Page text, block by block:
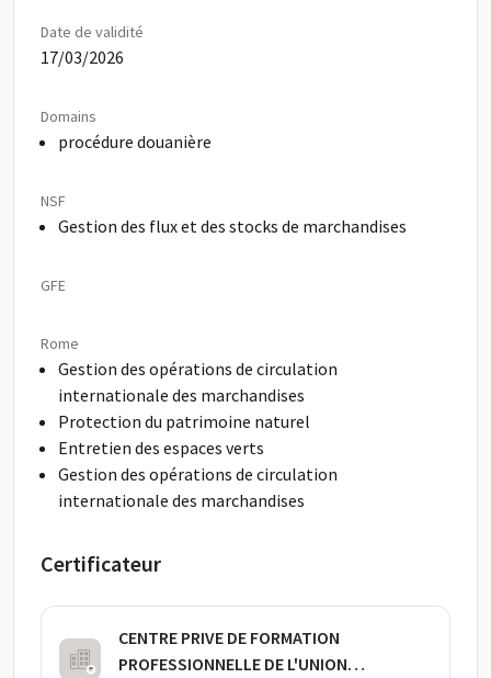
Date de validité
17/03/2026
Domains
procédure douanière
NSF
Gestion des flux et des stocks de marchandises
GFE
Rome
Gestion des opérations de circulation
internationale des marchandises
Protection du patrimoine naturel
Entretien des espaces verts
Gestion des opérations de circulation
internationale des marchandises
Certificateur
CENTRE PRIVE DE FORMATION
PROFESSIONNELLE DE L'UNION